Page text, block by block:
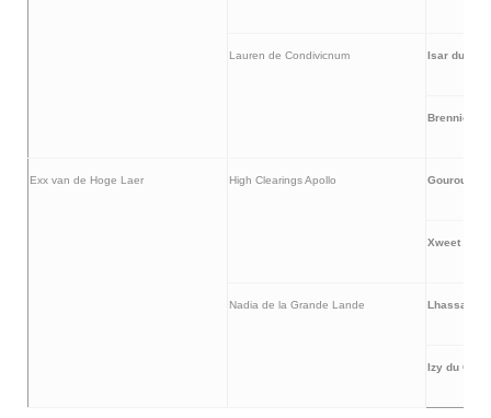
Lauren de Condivicnum Isar du
Brennie du
Exx van de Hoge Laer High Clearings Apollo Gourou du
Xweet van
Nadia de la Grande Lande Lhassa du
Izy du